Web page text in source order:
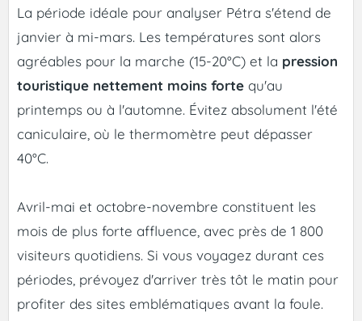
La période idéale pour analyser Pétra s'étend de
janvier à mi-mars. Les températures sont alors
agréables pour la marche (15-20°C) et la pression
touristique nettement moins forte qu'au
printemps ou à l'automne. Évitez absolument l'été
caniculaire, où le thermomètre peut dépasser
40°C.
Avril-mai et octobre-novembre constituent les
mois de plus forte affluence, avec près de 1 800
visiteurs quotidiens. Si vous voyagez durant ces
périodes, prévoyez d'arriver très tôt le matin pour
profiter des sites emblématiques avant la foule.